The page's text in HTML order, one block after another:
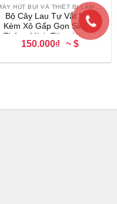
MÁY HÚT BỤI VÀ THIẾT BỊ LÀM SẠCH
Bộ Cây Lau Tự Vắt Nhà
Kèm Xô Gấp Gọn Silicon
Thông Minh Tặng Kèm 4
Bông Lau Mẫu Mới 2024 Bộ
150.000₫ ~ $